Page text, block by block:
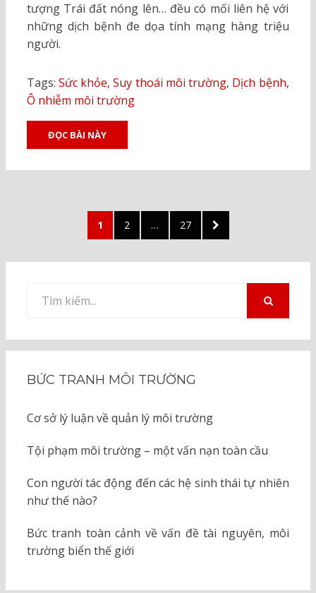
tượng Trái đất nóng lên… đều có mối liên hệ với
những dịch bệnh đe dọa tính mạng hàng triệu
người.
Tags: Sức khỏe,Suy thoái môi trường, Dịch bệnh,
Ô nhiễm môi trường
ĐỌC BÀI NÀY
pagination
PAGE
1 PAGE
2 … PAGE
27
NEXT
PAGE
kiếm
BỨC TRANH MÔI TRƯỜNG
Cơ sở lý luận về quản lý môi trường
Tội phạm môi trường – một vấn nạn toàn cầu
Con người tác động đến các hệ sinh thái tự nhiên
như thế nào?
Bức tranh toàn cảnh về vấn đề tài nguyên, môi
trường biển thế giới